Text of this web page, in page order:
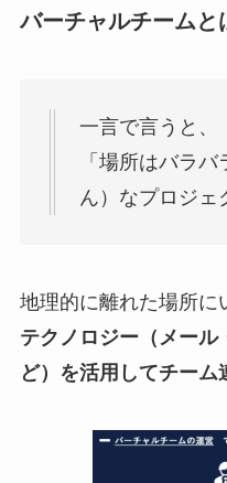
バーチャルチームと
一言で言うと、
「場所はバラ
ん）なプロジェ
地理的に離れた場所に
テクノロジー（メー
ど）を活用してチーム